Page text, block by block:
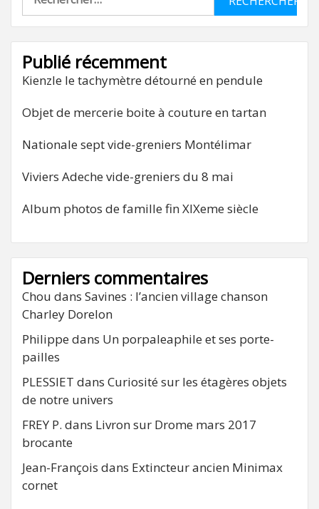
Publié récemment
Kienzle le tachymètre détourné en pendule
Objet de mercerie boite à couture en tartan
Nationale sept vide-greniers Montélimar
Viviers Adeche vide-greniers du 8 mai
Album photos de famille fin XIXeme siècle
Derniers commentaires
Chou dans Savines : l’ancien village chanson
Charley Dorelon
Philippe dans Un porpaleaphile et ses porte-
pailles
PLESSIET dans Curiosité sur les étagères objets
de notre univers
FREY P. dans Livron sur Drome mars 2017
brocante
Jean-François dans Extincteur ancien Minimax
cornet